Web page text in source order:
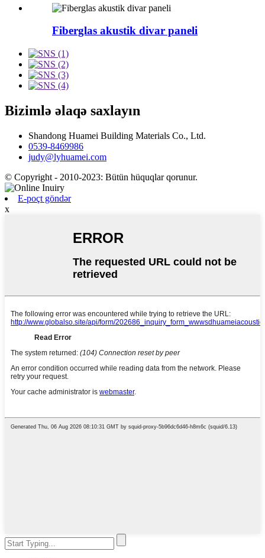
Fiberglas akustik divar paneli
Bizimlə əlaqə saxlayın
Shandong Huamei Building Materials Co., Ltd.
0539-8469986
judy@lyhuamei.com
© Copyright - 2010-2023: Bütün hüquqlar qorunur.
E-poçt göndər
x